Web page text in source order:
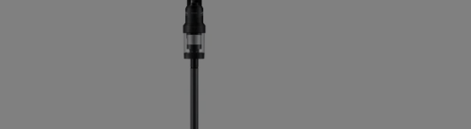
Vysavače Samsung
Příslušenství k vysavačům